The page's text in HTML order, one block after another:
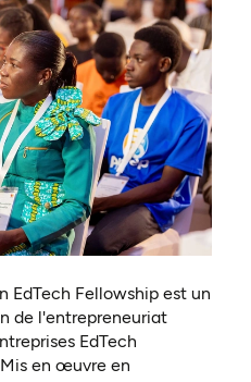
EdTech Fellowship est un
de l'entrepreneuriat
EdTech
en œuvre en